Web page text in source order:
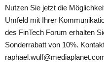
Nutzen Sie jetzt die
Umfeld mit Ihrer
des FinTech Forum erhalten
Sonderrabatt von 10%.